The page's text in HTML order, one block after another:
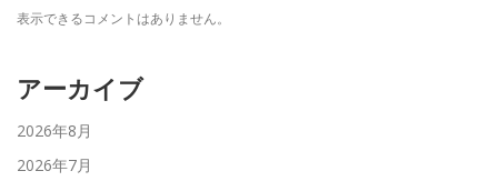
表示できるコメントはありません。
アーカイブ
2026年8月
2026年7月